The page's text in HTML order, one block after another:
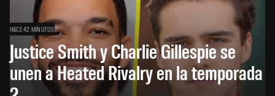
HACE 42 MINUTOS
Justice Smith y Charlie Gillespie se
unen a Heated Rivalry en la temporada